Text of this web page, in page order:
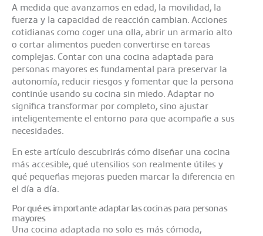
A medida que avanzamos en edad, la movilidad, la
fuerza y la capacidad de reacción cambian. Acciones
cotidianas como coger una olla, abrir un armario alto
o cortar alimentos pueden convertirse en tareas
complejas. Contar con una cocina adaptada para
personas mayores es fundamental para preservar la
autonomía, reducir riesgos y fomentar que la persona
continúe usando su cocina sin miedo. Adaptar no
significa transformar por completo, sino ajustar
inteligentemente el entorno para que acompañe a sus
necesidades.
En este artículo descubrirás cómo diseñar una cocina
más accesible, qué utensilios son realmente útiles y
qué pequeñas mejoras pueden marcar la diferencia en
el día a día.
Por qué es importante adaptar las cocinas para personas
mayores
Una cocina adaptada no solo es más cómoda,